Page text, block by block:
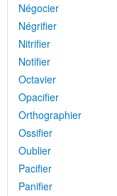
Négocier
Négrifier
Nitrifier
Notifier
Octavier
Opacifier
Orthographier
Ossifier
Oublier
Pacifier
Panifier